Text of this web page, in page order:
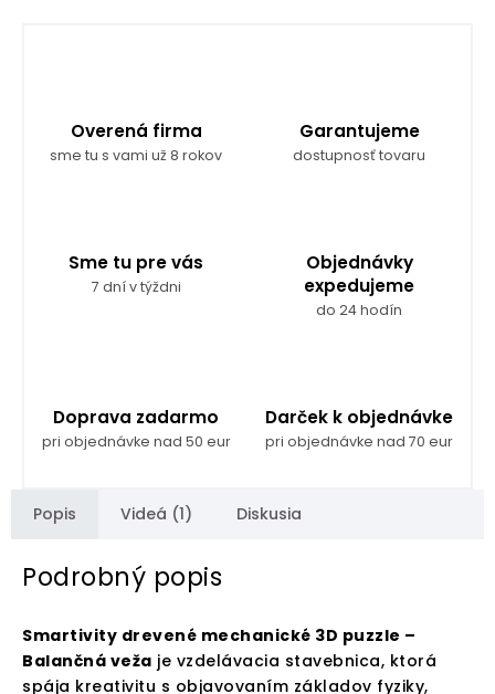
Overená firma
sme tu s vami už 8 rokov
Garantujeme
dostupnosť tovaru
Sme tu pre vás
7 dní v týždni
Objednávky
expedujeme
do 24 hodín
Doprava zadarmo
pri objednávke nad 50 eur
Darček k objednávke
pri objednávke nad 70 eur
Popis Videá (1) Diskusia
Podrobný popis
Smartivity drevené mechanické 3D puzzle –
Balančná veža je vzdelávacia stavebnica, ktorá
spája kreativitu s objavovaním základov fyziky,